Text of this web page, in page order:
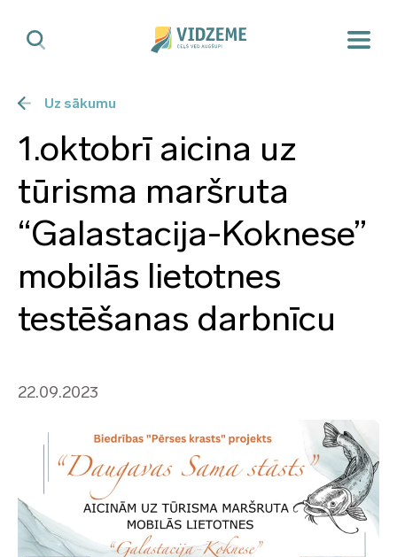
Uz sākumu
1.oktobrī aicina uz
tūrisma maršruta
“Galastacija-Koknese”
mobilās lietotnes
testēšanas darbnīcu
22.09.2023